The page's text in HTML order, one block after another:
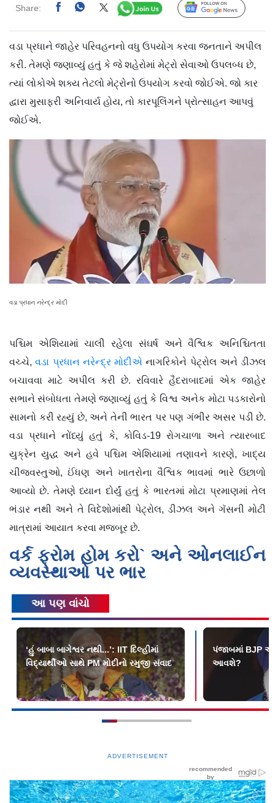
Share: Follow Us
વડા પ્રધાને જાહેર પરિવહનનો વધુ ઉપયોગ કરવા જનતાને અપીલ
કરી. તેમણે જણાવ્યું હતું કે જે શહેરોમાં મેટ્રો સેવાઓ ઉપલબ્ધ છે,
ત્યાં લોકોએ શક્ય તેટલો મેટ્રોનો ઉપયોગ કરવો જોઈએ. જો કાર
દ્વારા મુસાફરી અનિવાર્ય હોય, તો કારપૂલિંગને પ્રોત્સાહન આપવું
જોઈએ.
વડા પ્રધાન નરેન્દ્ર મોદી
પશ્ચિમ એશિયામાં ચાલી રહેલા સંઘર્ષ અને વૈશ્વિક અનિશ્ચિતતા
વચ્ચે,વડા પ્રધાન નરેન્દ્ર મોદીએ નાગરિકોને પેટ્રોલ અને ડીઝલ
બચાવવા માટે અપીલ કરી છે. રવિવારે હૈદરાબાદમાં એક જાહેર
સભાને સંબોધતા તેમણે જણાવ્યું હતું કે વિશ્વ અનેક મોટા પડકારોનો
સામનો કરી રહ્યું છે, અને તેની ભારત પર પણ ગંભીર અસર પડી છે.
વડા પ્રધાને નોંધ્યું હતું કે, કોવિડ-19 રોગચાળા અને ત્યારબાદ
યુક્રેન યુદ્ધ અને હવે પશ્ચિમ એશિયામાં તણાવને કારણે, ખાદ્ય
ચીજવસ્તુઓ, ઈંધણ અને ખાતરોના વૈશ્વિક ભાવમાં ભારે ઉછાળો
આવ્યો છે. તેમણે ધ્યાન દોર્યું હતું કે ભારતમાં મોટા પ્રમાણમાં તેલ
ભંડાર નથી અને તે વિદેશોમાંથી પેટ્રોલ, ડીઝલ અને ગૅસની મોટી
માત્રામાં આયાત કરવા મજબૂર છે.
વર્ક ફ્રોમ હોમ કરો` અને ઓનલાઈન
વ્યવસ્થાઓ પર ભાર
આ પણ વાંચો
‘હું બાબા બાગેશ્વર નથી...’: IIT દિલ્હીમાં
વિદ્યાર્થીઓ સાથે PM મોદીનો રમુજી સંવાદ
પંજાબમાં BJP
આવશે?
ADVERTISEMENT